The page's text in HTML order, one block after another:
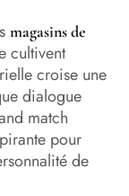
magasins de
cultivent
croise une
dialogue
match
pour
de